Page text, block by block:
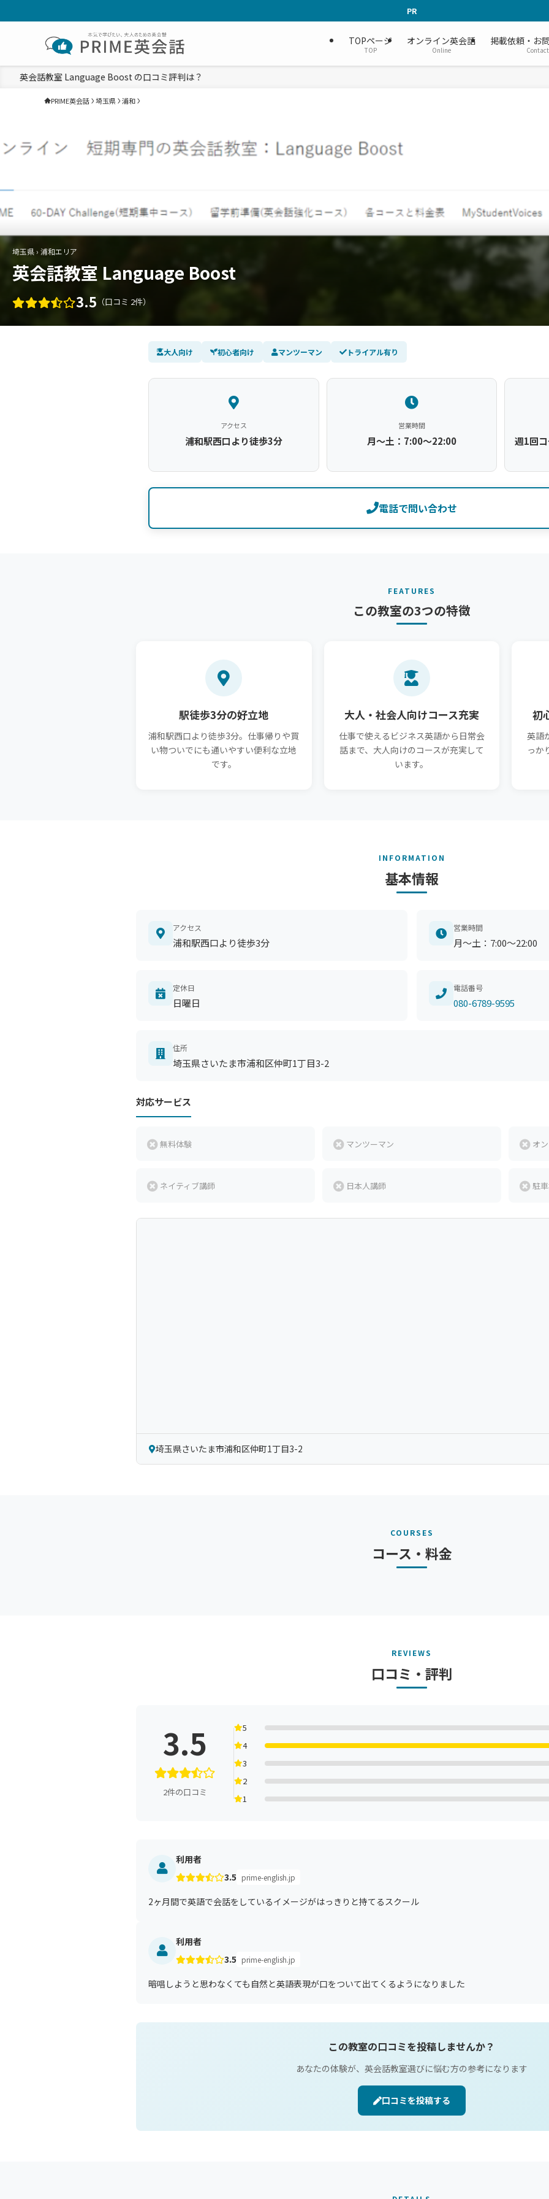
PR
TOPページ
TOP
オンライン英会話
Online
掲載依頼・お
Contact
英会話教室 Language Boost の口コミ評判は？
PRIME英会話 埼玉県 浦和
埼玉県 › 浦和エリア
英会話教室 Language Boost
3.5 （口コミ 2件）
大人向け 初心者向け マンツーマン トライアル有り
アクセス
浦和駅西口より徒歩3分
営業時間
月～土：7:00～22:00
週1回
電話で問い合わせ
FEATURES
この教室の3つの特徴
駅徒歩3分の好立地
浦和駅西口より徒歩3分。仕事帰りや買
い物ついでにも通いやすい便利な立地
です。
大人・社会人向けコース充実
仕事で使えるビジネス英語から日常会
話まで、大人向けのコースが充実して
います。
初
英語
っか
INFORMATION
基本情報
アクセス
浦和駅西口より徒歩3分
営業時間
月～土：7:00～22:00
定休日
日曜日
電話番号
080-6789-9595
住所
埼玉県さいたま市浦和区仲町1丁目3-2
対応サービス
無料体験 マンツーマン オ
ネイティブ講師 日本人講師 駐
埼玉県さいたま市浦和区仲町1丁目3-2
COURSES
コース・料金
REVIEWS
口コミ・評判
3.5
2件の口コミ
5
4
3
2
1
利用者
3.5 prime-english.jp
2ヶ月間で英語で会話をしているイメージがはっきりと持てるスクール
利用者
3.5 prime-english.jp
暗唱しようと思わなくても自然と英語表現が口をついて出てくるようになりました
この教室の口コミを投稿しませんか？
あなたの体験が、英会話教室選びに悩む方の参考になります
口コミを投稿する